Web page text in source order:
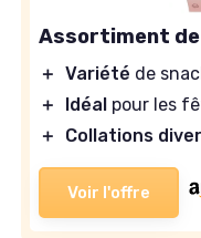
Assortiment de
＋ Variété de
＋
Idéal pour les
＋
Collations
Voir l'offre